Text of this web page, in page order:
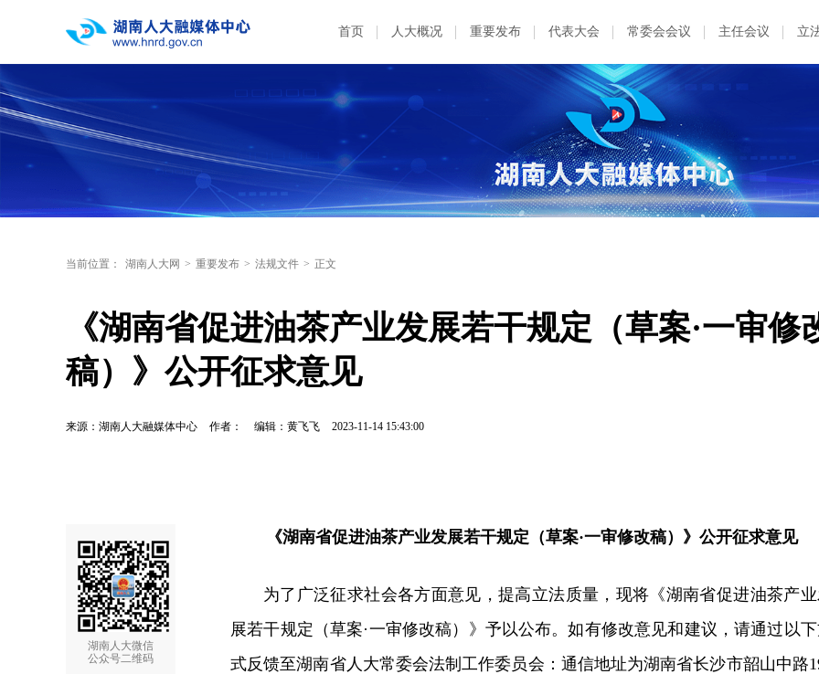
首页 人大概况 重要发布 代表大会 常委会会议 主任会议 立
当前位置： 湖南人大网 > 重要发布 > 法规文件 > 正文
《湖南省促进油茶产业发展若干规定（草案·一审修
稿）》公开征求意见
来源：湖南人大融媒体中心 作者： 编辑：黄飞飞 2023-11-14 15:43:00
湖南人大微信
公众号二维码
《湖南省促进油茶产业发展若干规定（草案·一审修改稿）》公开征求意见
为了广泛征求社会各方面意见，提高立法质量，现将《湖南省促进油茶产
展若干规定（草案·一审修改稿）》予以公布。如有修改意见和建议，请通过以
式反馈至湖南省人大常委会法制工作委员会：通信地址为湖南省长沙市韶山中路